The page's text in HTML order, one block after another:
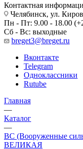
Контактная
Челябинск, ул.
Пн - Пт: 9.00 - 18.00
Сб - Вс: выходные
breget3@breget.ru
Вконтакте
Telegram
Одноклассники
Rutube
Главная
—
Каталог
—
ВС (Вооруженные
ВЕЛИКАЯ